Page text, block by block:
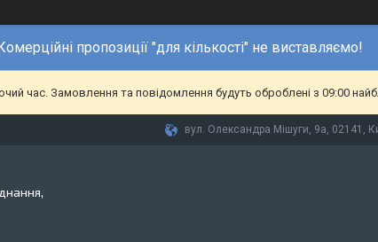
пропозиції "для кількості" не виставляємо!
час. Замовлення та повідомлення будуть оброблені з 09:00
вул. Олександра Мішуги, 9а, 02141,